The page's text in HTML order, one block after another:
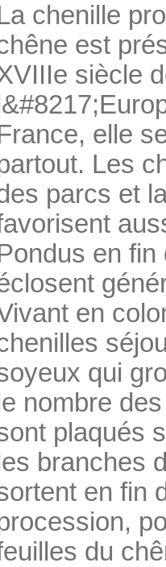
chenille
est
siècle
elle
Les
parcs et
en
en
qui
le nombre
plaqués
les branches
en fin
du